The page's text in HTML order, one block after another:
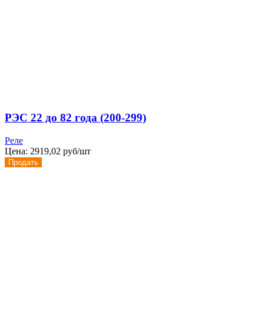
РЭС 22 до 82 года (200-299)
Реле
Цена: 2919,02 руб/шт
Продать